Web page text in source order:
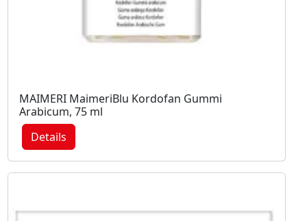
MAIMERI MaimeriBlu Kordofan Gummi
Arabicum, 75 ml
Details